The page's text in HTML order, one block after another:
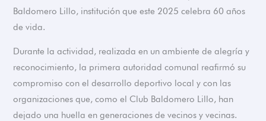
Baldomero Lillo, institución que este 2025 celebra 60 años
de vida.
Durante la actividad, realizada en un ambiente de alegría y
reconocimiento, la primera autoridad comunal reafirmó su
compromiso con el desarrollo deportivo local y con las
organizaciones que, como el Club Baldomero Lillo, han
dejado una huella en generaciones de vecinos y vecinas.